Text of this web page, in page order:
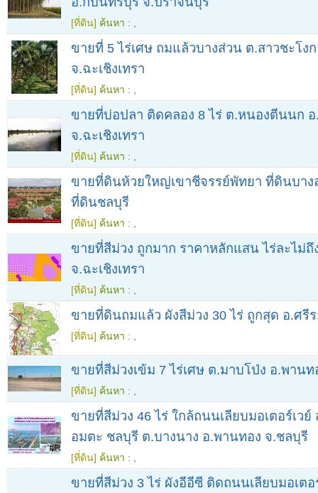
[ที่ดิน] ค้นหา :
ขายที่ 5 ไร่เศษ ถมแล้วบางส่วน ต.สาวชะโง
จ.ฉะเชิงเทรา
[ที่ดิน] ค้นหา :
ขายที่บ่อปลา ติดคลอง 8 ไร่ ต.หนองตีนนก
จ.ฉะเชิงเทรา
[ที่ดิน] ค้นหา :
ขายที่ดินห้วยใหญ่เขาชีจรรย์พัทยา ที่ดินบาง
ที่ดินชลบุรี
[ที่ดิน] ค้นหา :
ขายที่สีม่วง ถูกมาก ราคาหลักแสน ไร่ละไม่ถึ
จ.ฉะเชิงเทรา
[ที่ดิน] ค้นหา :
ขายที่ดินถมแล้ว ผังสีม่วง 30 ไร่ ถูกสุด อ.ศรี
[ที่ดิน] ค้นหา :
ขายที่สีม่วงเข้ม 7 ไร่เศษ ต.มาบโป่ง อ.พาน
[ที่ดิน] ค้นหา :
ขายที่สีม่วง 46 ไร่ ใกล้ถนนเลียบมอเตอร์เว
อมตะ ชลบุรี ต.บางนาง อ.พานทอง จ.ชลบุรี
[ที่ดิน] ค้นหา :
ขายที่สีม่วง 3 ไร่ ผังอีอีซี ติดถนนเลียบมอเตอ